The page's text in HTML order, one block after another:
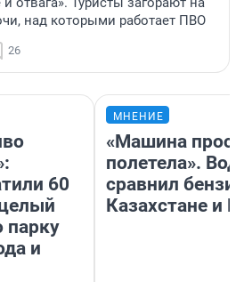
над которыми работает ПВО
26
60
парку
и
МНЕНИЕ
«Машина
полетела».
сравнил
Казахстане и